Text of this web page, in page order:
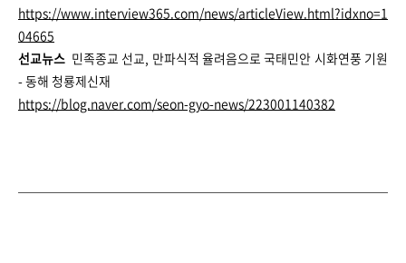
https://www.interview365.com/news/articleView.html?idxno=1
04665
선교뉴스 민족종교 선교, 만파식적 율려음으로 국태민안 시화연풍 기원
- 동해 청룡제신재
https://blog.naver.com/seon-gyo-news/223001140382